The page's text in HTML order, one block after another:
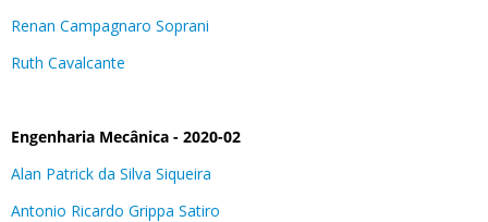
Renan Campagnaro Soprani
Ruth Cavalcante
Engenharia Mecânica - 2020-02
Alan Patrick da Silva Siqueira
Antonio Ricardo Grippa Satiro